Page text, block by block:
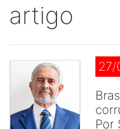
artigo
27/
Por